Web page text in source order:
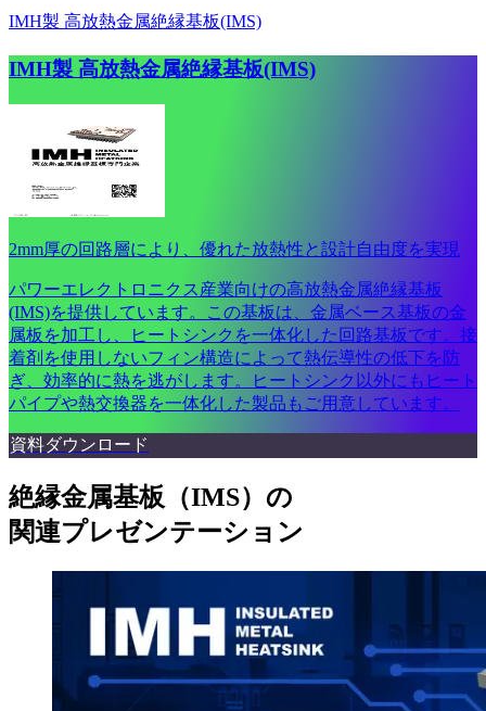
IMH製 高放熱金属絶縁基板(IMS)
IMH製 高放熱金属絶縁基板(IMS)
2mm厚の回路層により、優れた放熱性と設計自由度を実現
パワーエレクトロニクス産業向けの高放熱金属絶縁基板
(IMS)を提供しています。この基板は、金属ベース基板の金
属板を加工し、ヒートシンクを一体化した回路基板です。接
着剤を使用しないフィン構造によって熱伝導性の低下を防
ぎ、効率的に熱を逃がします。ヒートシンク以外にもヒート
パイプや熱交換器を一体化した製品もご用意しています。
資料ダウンロード
絶縁金属基板（IMS） の
関連プレゼンテーション